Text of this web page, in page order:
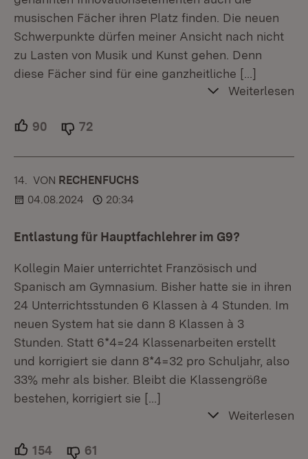
musischen Fächer ihren Platz finden. Die neuen
Schwerpunkte dürfen meiner Ansicht nach nicht
zu Lasten von Musik und Kunst gehen. Denn
diese Fächer sind für eine ganzheitliche […]
Weiterlesen
90 Unterstützer.
72
14. KOMMENTAR
VON :RECHENFUCHS
04.08.2024
20:34
Entlastung für Hauptfachlehrer im G9?
Kollegin Maier unterrichtet Französisch und
Spanisch am Gymnasium. Bisher hatte sie in ihren
24 Unterrichtsstunden 6 Klassen à 4 Stunden. Im
neuen System hat sie dann 8 Klassen à 3
Stunden. Statt 6*4=24 Klassenarbeiten erstellt
und korrigiert sie dann 8*4=32 pro Schuljahr, also
33% mehr als bisher. Bleibt die Klassengröße
bestehen, korrigiert sie […]
Weiterlesen
154 Unterstützer.
61